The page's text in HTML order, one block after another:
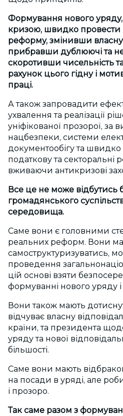
Формування нового уряду,
кризою, швидко провести
реформу, змінивши власну
прибравши дублюючі та не
скоротивши чисельність
рахунок цього гідну і
праці.
А також запровадити
ухвалення та реалізації
уніфікованої прозорої,
нацбезпеки, системи
документообігу та
податкову та
вживаючи антикризові
Все це не може відбутись
громадянського
середовища.
Саме вони є головними
реальних реформ. Вони
самоструктуризуватись,
проведення
цій основі взяти
формуванні нового уряду
Вони також мають
відчуває власну
країни, та президента
уряду та нової
більшості.
Саме вони мають
на посади в уряді, але
і прозоро.
Так саме разом з